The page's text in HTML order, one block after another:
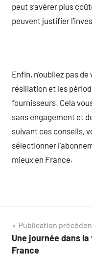
peut s’avérer plus
peuvent justifier
Enfin, n’oubliez pas
résiliation et les
fournisseurs. Cela
sans engagement et
suivant ces conseils,
sélectionner
mieux en France.
Navigation
de
Publication
Une journée dans la
France